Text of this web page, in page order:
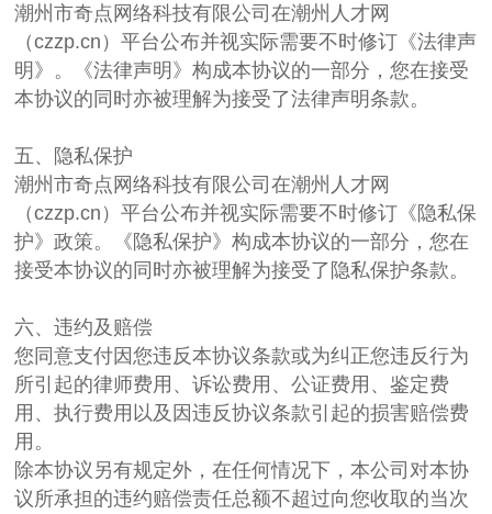
潮州市奇点网络科技有限公司在潮州人才网
（czzp.cn）平台公布并视实际需要不时修订《法律声
明》。《法律声明》构成本协议的一部分，您在接受
本协议的同时亦被理解为接受了法律声明条款。
五、隐私保护
潮州市奇点网络科技有限公司在潮州人才网
（czzp.cn）平台公布并视实际需要不时修订《隐私保
护》政策。《隐私保护》构成本协议的一部分，您在
接受本协议的同时亦被理解为接受了隐私保护条款。
六、违约及赔偿
您同意支付因您违反本协议条款或为纠正您违反行为
所引起的律师费用、诉讼费用、公证费用、鉴定费
用、执行费用以及因违反协议条款引起的损害赔偿费
用。
除本协议另有规定外，在任何情况下，本公司对本协
议所承担的违约赔偿责任总额不超过向您收取的当次